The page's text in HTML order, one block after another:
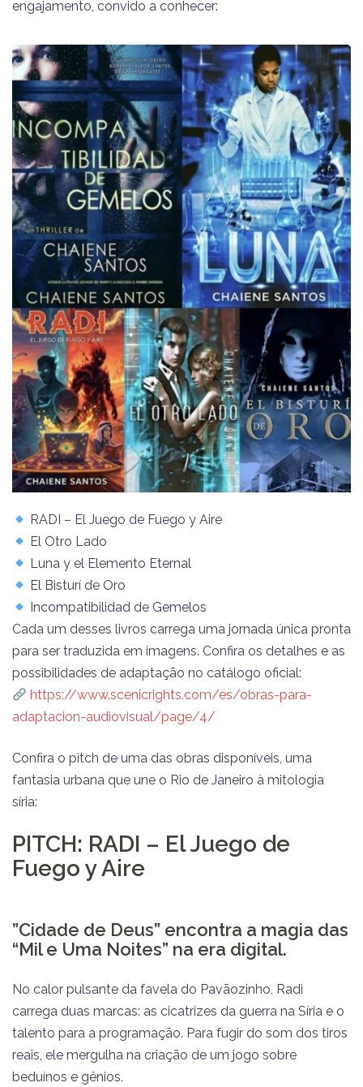
engajamento, convido a conhecer:
RADI – El Juego de Fuego y Aire
El Otro Lado
Luna y el Elemento Eternal
El Bisturí de Oro
Incompatibilidad de Gemelos
​Cada um desses livros carrega uma jornada única pronta
para ser traduzida em imagens. Confira os detalhes e as
possibilidades de adaptação no catálogo oficial:
https://www.scenicrights.com/es/obras-para-
adaptacion-audiovisual/page/4/
​Confira o pitch de uma das obras disponíveis, uma
fantasia urbana que une o Rio de Janeiro à mitologia
síria:
PITCH: RADI – El Juego de
Fuego y Aire
​”Cidade de Deus” encontra a magia das
“Mil e Uma Noites” na era digital.
​No calor pulsante da favela do Pavãozinho, Radi
carrega duas marcas: as cicatrizes da guerra na Síria e o
talento para a programação. Para fugir do som dos tiros
reais, ele mergulha na criação de um jogo sobre
beduínos e gênios.